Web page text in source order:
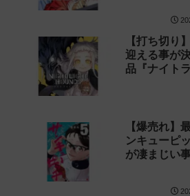
【打ち切り
迎える事が
品『ナイト
【爆売れ】
ンキューピ
が凄まじい